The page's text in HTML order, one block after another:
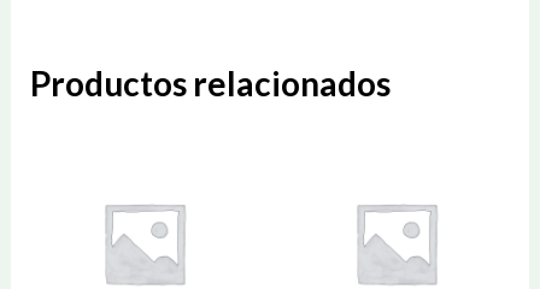
Productos relacionados